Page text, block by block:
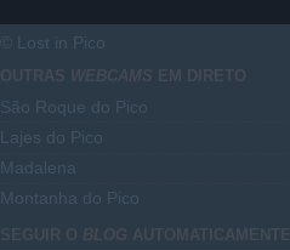
© Lost in Pico
OUTRAS WEBCAMS EM DIRETO
São Roque do Pico
Lajes do Pico
Madalena
Montanha do Pico
SEGUIR O BLOG AUTOMATICAMENTE